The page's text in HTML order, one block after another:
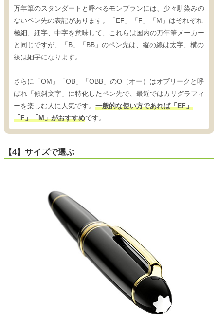
万年筆のスタンダートと呼べるモンブランには、少々馴染みの
ないペン先の表記があります。「EF」「F」「M」はそれぞれ
極細、細字、中字を意味して、これらは国内の万年筆メーカー
と同じですが、「B」「BB」のペン先は、縦の線は太字、横の
線は細字になります。
さらに「OM」「OB」「OBB」のO（オー）はオブリークと呼
ばれ「傾斜文字」に特化したペン先で、最近ではカリグラフィ
ーを楽しむ人に人気です。 一般的な使い方であれば「EF」
「F」「M」がおすすめです。
【4】サイズで選ぶ